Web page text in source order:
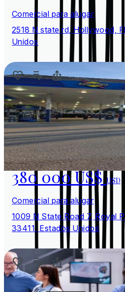
Comercial para alugar
2518 N state rd, Hollywood,
Unidos
380 000 US$USD
Comercial para alugar
1009 N State Road 7, Royal
33411, Estados Unidos